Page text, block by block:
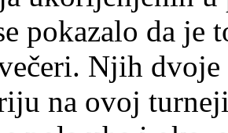
pokazalo da je
Njih
na ovoj